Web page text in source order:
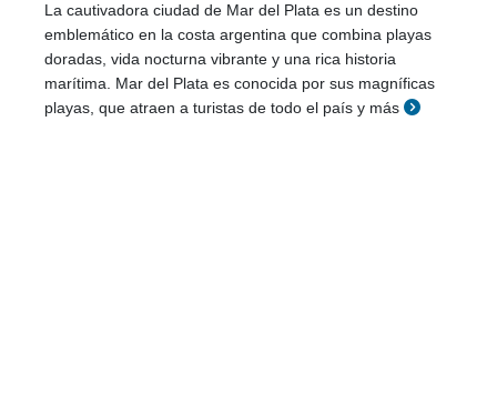
La cautivadora ciudad de Mar del Plata es un destino
emblemático en la costa argentina que combina playas
doradas, vida nocturna vibrante y una rica historia
marítima. Mar del Plata es conocida por sus magníficas
playas, que atraen a turistas de todo el país y más